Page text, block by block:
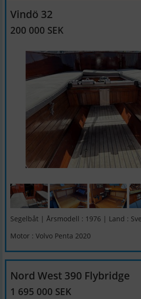
Vindö 32
200 000 SEK
Segelbåt | Årsmodell : 1976 | Land :
Motor : Volvo Penta 2020
Nord West 390 Flybridge
1 695 000 SEK